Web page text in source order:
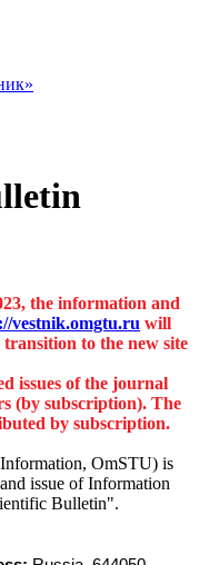
the information and
vestnik.omgtu.ru will
to the new site
issues of the journal
(by subscription). The
by subscription.
OmSTU) is
issue of Information
Bulletin".